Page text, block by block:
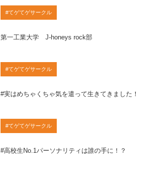
#てゲてゲサークル
第一工業大学 J-honeys rock部
#てゲてゲサークル
#実はめちゃくちゃ気を遣って生きてきました！
#てゲてゲサークル
#高校生No.1パーソナリティは誰の手に！？